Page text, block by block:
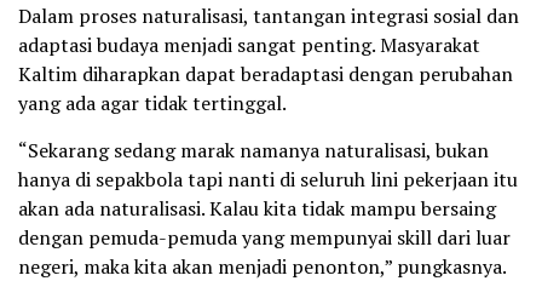
Dalam proses naturalisasi, tantangan integrasi sosial dan
adaptasi budaya menjadi sangat penting. Masyarakat
Kaltim diharapkan dapat beradaptasi dengan perubahan
yang ada agar tidak tertinggal.
“Sekarang sedang marak namanya naturalisasi, bukan
hanya di sepakbola tapi nanti di seluruh lini pekerjaan itu
akan ada naturalisasi. Kalau kita tidak mampu bersaing
dengan pemuda-pemuda yang mempunyai skill dari luar
negeri, maka kita akan menjadi penonton,” pungkasnya.